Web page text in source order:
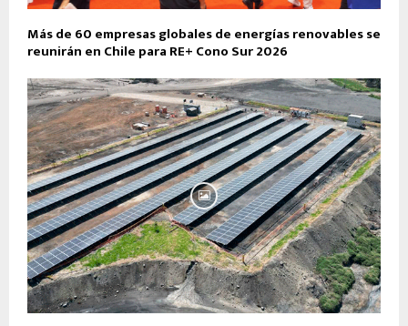
Más de 60 empresas globales de energías renovables se
reunirán en Chile para RE+ Cono Sur 2026